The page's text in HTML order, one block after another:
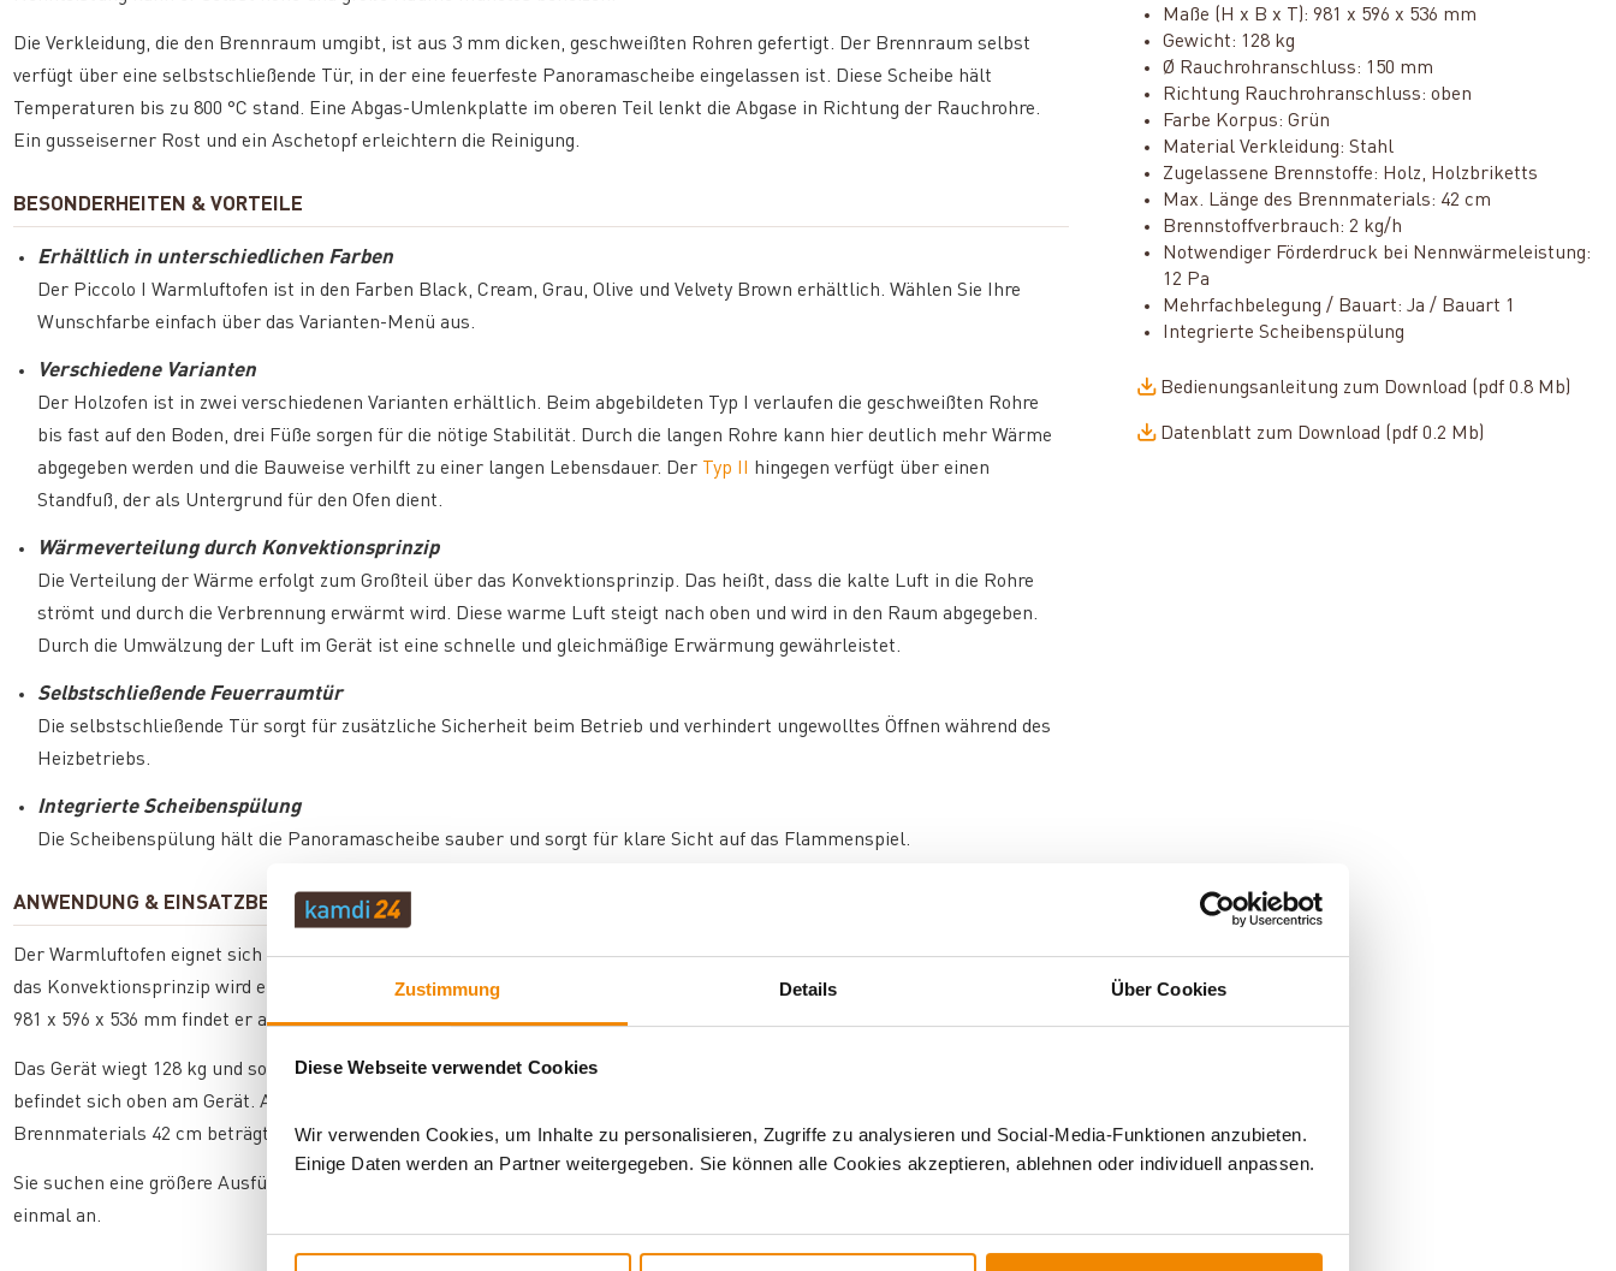
Zustimmung Details Über Cookies
Diese Webseite verwendet Cookies
Wir verwenden Cookies, um Inhalte zu personalisieren, Zugriffe zu analysieren und Social-Media-Funktionen anzubieten.
Einige Daten werden an Partner weitergegeben. Sie können alle Cookies akzeptieren, ablehnen oder individuell anpassen.
Die Verkleidung, die den Brennraum umgibt, ist aus 3 mm dicken, geschweißten Rohren gefertigt. Der Brennraum selbst
verfügt über eine selbstschließende Tür, in der eine feuerfeste Panoramascheibe eingelassen ist. Diese Scheibe hält
Temperaturen bis zu 800 °C stand. Eine Abgas-Umlenkplatte im oberen Teil lenkt die Abgase in Richtung der Rauchrohre.
Ein gusseiserner Rost und ein Aschetopf erleichtern die Reinigung.
BESONDERHEITEN & VORTEILE
Erhältlich in unterschiedlichen Farben
Der Piccolo I Warmluftofen ist in den Farben Black, Cream, Grau, Olive und Velvety Brown erhältlich. Wählen Sie Ihre
Wunschfarbe einfach über das Varianten-Menü aus.
Verschiedene Varianten
Der Holzofen ist in zwei verschiedenen Varianten erhältlich. Beim abgebildeten Typ I verlaufen die geschweißten Rohre
bis fast auf den Boden, drei Füße sorgen für die nötige Stabilität. Durch die langen Rohre kann hier deutlich mehr Wärme
abgegeben werden und die Bauweise verhilft zu einer langen Lebensdauer. Der
Typ II
hingegen verfügt über einen
Standfuß, der als Untergrund für den Ofen dient.
Wärmeverteilung durch Konvektionsprinzip
Die Verteilung der Wärme erfolgt zum Großteil über das Konvektionsprinzip. Das heißt, dass die kalte Luft in die Rohre
strömt und durch die Verbrennung erwärmt wird. Diese warme Luft steigt nach oben und wird in den Raum abgegeben.
Durch die Umwälzung der Luft im Gerät ist eine schnelle und gleichmäßige Erwärmung gewährleistet.
Selbstschließende Feuerraumtür
Die selbstschließende Tür sorgt für zusätzliche Sicherheit beim Betrieb und verhindert ungewolltes Öffnen während des
Heizbetriebs.
Integrierte Scheibenspülung
Die Scheibenspülung hält die Panoramascheibe sauber und sorgt für klare Sicht auf das Flammenspiel.
ANWENDUNG & EINSATZBEREICH
Der Warmluftofen eignet sich besonders für Räume, die nur sehr selten benutzt werden und daher schnell auskühlen. Durch
das Konvektionsprinzip wird eine schnelle und gleichmäßige Erwärmung gewährleistet. Mit seinen kompakten Maßen von
981 x 596 x 536 mm findet er auch in kleineren Räumen Platz.
Das Gerät wiegt 128 kg und sollte daher zu zweit aufgestellt werden. Der Rauchrohranschluss mit 150 mm Durchmesser
befindet sich oben am Gerät. Als Brennstoffe sind Holz und Holzbriketts zugelassen, wobei die maximale Länge des
Brennmaterials 42 cm beträgt. Der Brennstoffverbrauch liegt bei etwa 2 kg/h.
Sie suchen eine größere Ausführung des Modells? Dann schauen Sie sich den
einmal an.
Maße (H x B x T): 981 x 596 x 536 mm
Gewicht: 128 kg
Ø Rauchrohranschluss: 150 mm
Richtung Rauchrohranschluss: oben
Farbe Korpus: Grün
Material Verkleidung: Stahl
Zugelassene Brennstoffe: Holz, Holzbriketts
Max. Länge des Brennmaterials: 42 cm
Brennstoffverbrauch: 2 kg/h
Notwendiger Förderdruck bei Nennwärmeleistung:
12 Pa
Mehrfachbelegung / Bauart: Ja / Bauart 1
Integrierte Scheibenspülung
Bedienungsanleitung zum Download (pdf 0.8 Mb)
Datenblatt zum Download (pdf 0.2 Mb)